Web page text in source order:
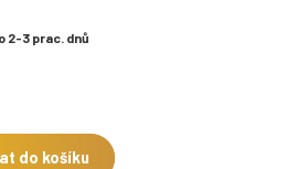
2-3 prac. dnů
do košíku